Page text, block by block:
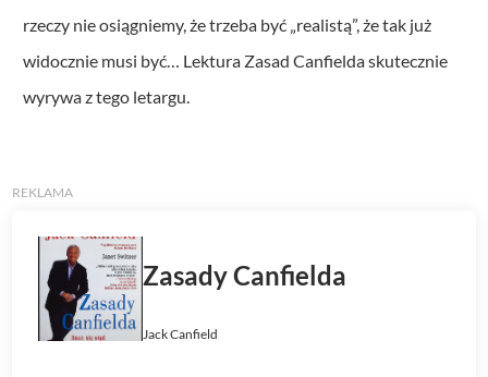
rzeczy nie osiągniemy, że trzeba być „realistą”, że tak już
widocznie musi być… Lektura Zasad Canfielda skutecznie
wyrywa z tego letargu.